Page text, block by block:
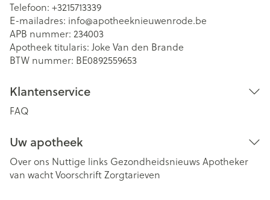
Telefoon: +3215713339
E-mailadres: info@apotheeknieuwenrode.be
APB nummer: 234003
Apotheek titularis: Joke Van den Brande
BTW nummer: BE0892559653
Klantenservice
FAQ
Uw apotheek
Over ons Nuttige links Gezondheidsnieuws Apotheker
van wachtVoorschriftZorgtarieven